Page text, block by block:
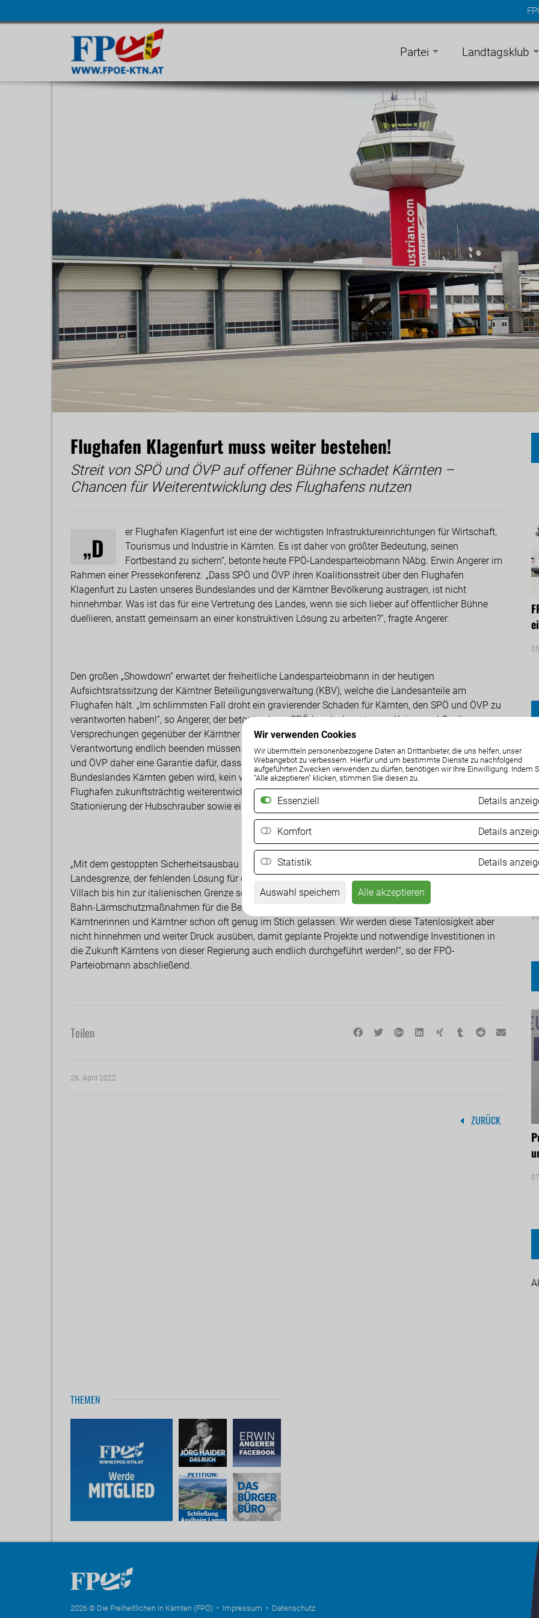
Wir verwenden Cookies
Wir übermitteln personenbezogene Daten an Drittanbieter, die uns helfen, unser
Webangebot zu verbessern. Hierfür und um bestimmte Dienste zu nachfolgend
aufgeführten Zwecken verwenden zu dürfen, benötigen wir Ihre Einwilligung. Indem
"Alle akzeptieren" klicken, stimmen Sie diesen zu.
Essenziell Details
Komfort Details
Statistik Details
Auswahl speichern Alle akzeptieren
Navigation
Partei Landtagsklub
Flughafen Klagenfurt muss weiter bestehen!
Streit von SPÖ und ÖVP auf offener Bühne schadet Kärnten –
Chancen für Weiterentwicklung des Flughafens nutzen
„D
er Flughafen Klagenfurt ist eine der wichtigsten Infrastruktureinrichtungen für Wirtschaft,
Tourismus und Industrie in Kärnten. Es ist daher von größter Bedeutung, seinen
Fortbestand zu sichern“, betonte heute FPÖ-Landesparteiobmann NAbg. Erwin Angerer im
Rahmen einer Pressekonferenz. „Dass SPÖ und ÖVP ihren Koalitionsstreit über den Flughafen
Klagenfurt zu Lasten unseres Bundeslandes und der Kärntner Bevölkerung austragen, ist nicht
hinnehmbar. Was ist das für eine Vertretung des Landes, wenn sie sich lieber auf öffentlicher Bühne
duellieren, anstatt gemeinsam an einer konstruktiven Lösung zu arbeiten?“, fragte Angerer.
Den großen „Showdown“ erwartet der freiheitliche Landesparteiobmann in der heutigen
Aufsichtsratssitzung der Kärntner Beteiligungsverwaltung (KBV), welche die Landesanteile am
Flughafen hält. „Im schlimmsten Fall droht ein gravierender Schaden für Kärnten, den SPÖ und ÖVP zu
verantworten haben!“, so Angerer, der betonte, dass „SPÖ-Landeshauptmann Kaiser und Co. ihre
Versprechungen gegenüber der Kärntner Bevölkerung einhalten und das Hin- und Herschieben der
Verantwortung endlich beenden müssen. Neben dem Fortbestand des Flughafensfordern wir von SPÖ
und ÖVP daher eine Garantie dafür, dass es keine weitere Verschlechterung der Position des
Bundeslandes Kärnten geben wird, kein weiteres Landesvermögen verschleudert und der Kärntner
Flughafen zukunftsträchtig weiterentwickelt wird, etwa mit der großen Chance eines Kasernenbaus, der
Stationierung der Hubschrauber sowie einem Technologie- und Logistikpark.“
„Mit dem gestoppten Sicherheitsausbau der S37/B317von Klagenfurt über St. Veit bis hin zur steirischen
Landesgrenze, der fehlenden Lösung für die Fertigstellung der Koralmbahn zwischen Klagenfurt und
Villach bis hin zur italienischen Grenze sowie demNichtstun im Hinblick auf die dringend notwendigen
Bahn-Lärmschutzmaßnahmen für die Bevölkerung im Kärntner Zentralraum, haben SPÖ und ÖVP die
Kärntnerinnen und Kärntner schon oft genug im Stich gelassen. Wir werden diese Tatenlosigkeit aber
nicht hinnehmen und weiter Druck ausüben, damit geplante Projekte und notwendige Investitionen in
die Zukunft Kärntens von dieser Regierung auch endlich durchgeführt werden!“, so der FPÖ-
Parteiobmann abschließend.
Teilen
26. April 2022
ZURÜCK
THEMEN
2026 © Die Freiheitlichen in Kärnten (FPÖ) • Impressum • Datenschutz